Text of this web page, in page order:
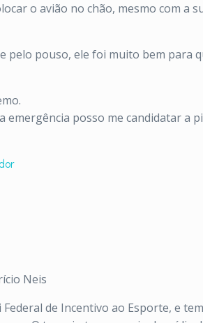
o avião no chão, mesmo com a
pelo pouso, ele foi muito bem para
posso me candidatar a
Neis
de Incentivo ao Esporte, e